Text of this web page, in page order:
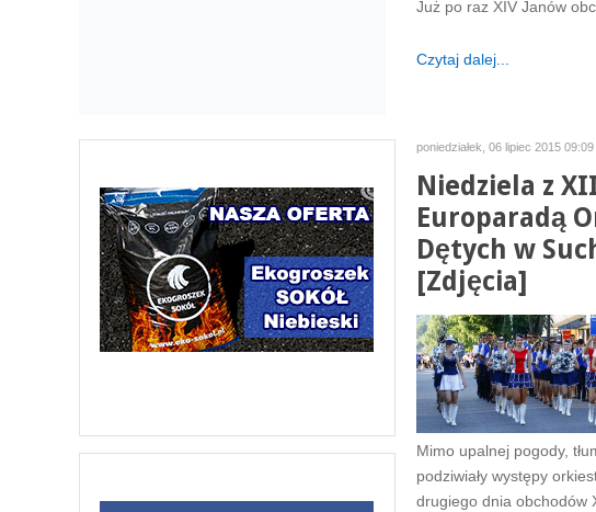
Już po raz XIV Janów
Czytaj dalej...
poniedziałek, 06 lipiec 2015 09:09
Niedziela z
Europaradą
Dętych w
[Zdjęcia]
Mimo upalnej pogody,
podziwiały występy
drugiego dnia obchodów